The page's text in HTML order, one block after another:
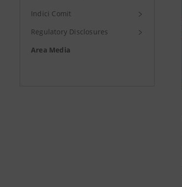
Indici Comit
Regulatory Disclosures
Area Media